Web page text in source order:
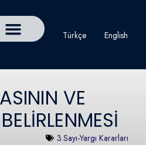
Türkçe English
VE
3.Sayı-Yargı Kararları